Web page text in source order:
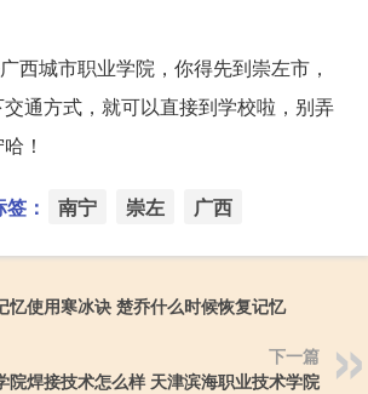
西城市职业学院，你得先到崇左市，
通方式，就可以直接到学校啦，别弄
！
： 南宁 崇左 广西
忆使用寒冰诀 楚乔什么时候恢复记忆
下一篇
院焊接技术怎么样 天津滨海职业技术学院